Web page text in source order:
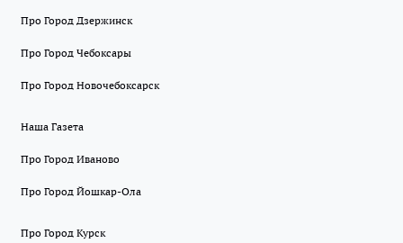
Про Город Дзержинск
Про Город Чебоксары
Про Город Новочебоксарск
Наша Газета
Про Город Иваново
Про Город Йошкар-Ола
Про Город Курск